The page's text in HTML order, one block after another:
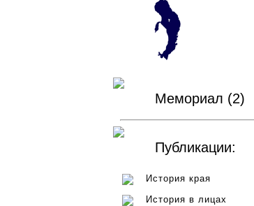
Мемориал (2)
Публикации:
История края
История в лицах